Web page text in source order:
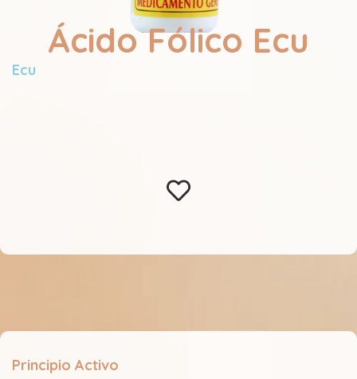
Ácido Fólico Ecu
Ecu
Principio Activo